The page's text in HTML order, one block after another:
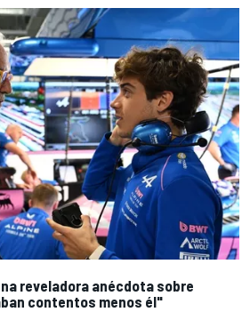
reveladora anécdota sobre
contentos menos él"